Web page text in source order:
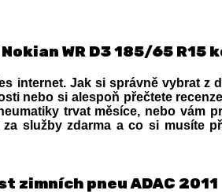
WR D3 185/65 R15
internet. Jak si správně vybrat z
nebo si alespoň přečtete
trvat měsíce, nebo vám
služby zdarma a co si musíte
zimních pneu ADAC 2011